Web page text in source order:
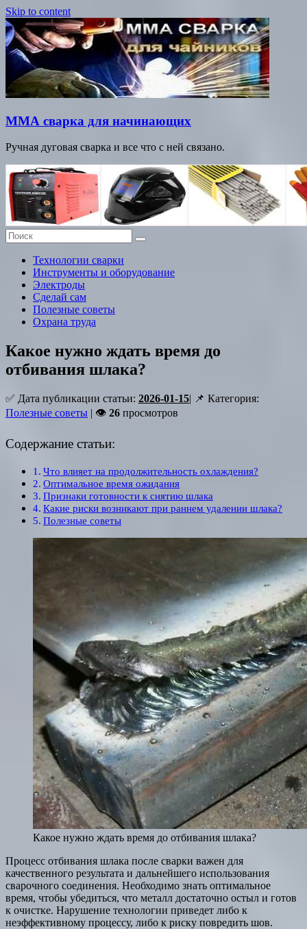
Skip to content
ММА сварка для начинающих
Ручная дуговая сварка и все что с ней связано.
Технологии сварки
Инструменты и оборудование
Электроды
Сделай сам
Полезные советы
Охрана труда
Какое нужно ждать время до
отбивания шлака?
✅ Дата публикации статьи: 2026-01-15| 📌 Категория:
Полезные советы | 👁 26 просмотров
Содержание статьи:
Что влияет на продолжительность охлаждения?
Оптимальное время ожидания
Признаки готовности к снятию шлака
Какие риски возникают при раннем удалении шлака?
Полезные советы
Какое нужно ждать время до отбивания шлака?
Процесс отбивания шлака после сварки важен для
качественного результата и дальнейшего использования
сварочного соединения. Необходимо знать оптимальное
время, чтобы убедиться, что металл достаточно остыл и готов
к очистке. Нарушение технологии приведет либо к
неэффективному процессу, либо к риску повредить шов.